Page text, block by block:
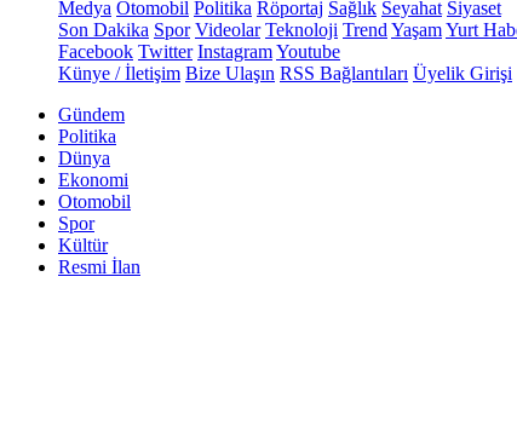
Medya Otomobil Politika Röportaj Sağlık Seyahat Siyaset
Son Dakika Spor Videolar Teknoloji Trend YaşamYurt
Facebook Twitter InstagramYoutube
Künye / İletişim Bize Ulaşın RSS Bağlantıları Üyelik Girişi
Gündem
Politika
Dünya
Ekonomi
Otomobil
Spor
Kültür
Resmi İlan